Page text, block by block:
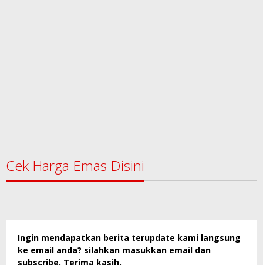
Cek Harga Emas Disini
Ingin mendapatkan berita terupdate kami langsung
ke email anda? silahkan masukkan email dan
subscribe. Terima kasih.